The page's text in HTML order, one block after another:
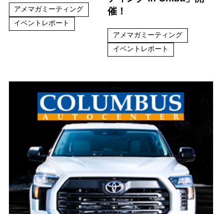
アメマガミーティング
イベントレポート
催！
アメマガミーティング
イベントレポート